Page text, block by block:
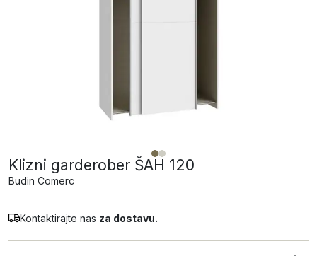
Klizni garderober ŠAH 120
Budin Comerc
Kontaktirajte nas za dostavu.